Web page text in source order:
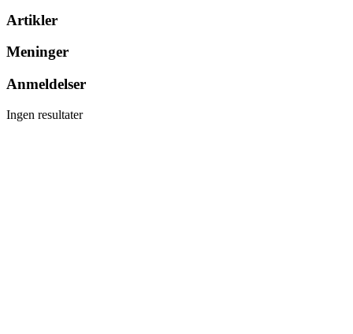
Artikler
Meninger
Anmeldelser
Ingen resultater